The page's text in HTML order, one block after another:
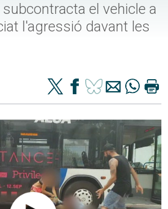
el vehicle a
l'agressió davant les